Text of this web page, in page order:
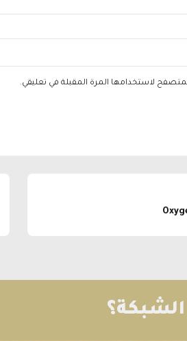
لاستخدامها المرة المقبلة في تعليقي.
الشبكة؟